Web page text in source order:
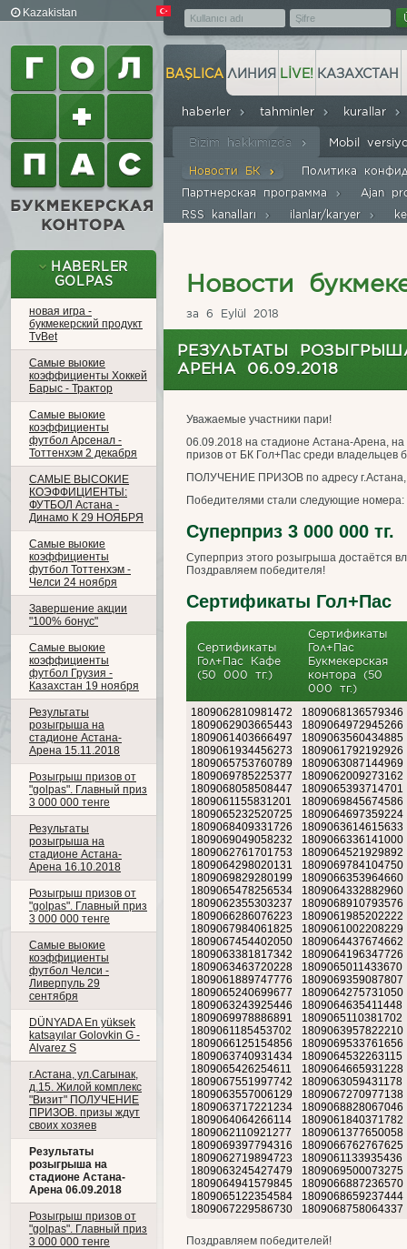
Kazakistan
HABERLER
GOLPAS
новая игра -
букмекерский продукт
TvBet
Самые выокие
коэффициенты Хоккей
Барыс - Трактор
Самые выокие
коэффициенты
футбол Арсенал -
Тоттенхэм 2 декабря
САМЫЕ ВЫСОКИЕ
КОЭФФИЦИЕНТЫ:
ФУТБОЛ Астана -
Динамо К 29 НОЯБРЯ
Самые выокие
коэффициенты
футбол Тоттенхэм -
Челси 24 ноября
Завершение акции
"100% бонус"
Самые выокие
коэффициенты
футбол Грузия -
Казахстан 19 ноября
Результаты
розыгрыша на
стадионе Астана-
Арена 15.11.2018
Розыгрыш призов от
"golpas". Главный приз
3 000 000 тенге
Результаты
розыгрыша на
стадионе Астана-
Арена 16.10.2018
Розыгрыш призов от
"golpas". Главный приз
3 000 000 тенге
Самые выокие
коэффициенты
футбол Челси -
Ливерпуль 29
сентября
DÜNYADA En yüksek
katsayılar Golovkin G -
Alvarez S
г.Астана, ул.Сагынак,
д.15. Жилой комплекс
"Визит" ПОЛУЧЕНИЕ
ПРИЗОВ. призы ждут
своих хозяев
Результаты
розыгрыша на
стадионе Астана-
Арена 06.09.2018
Розыгрыш призов от
"golpas". Главный приз
3 000 000 тенге
BAŞLICA
haberler tahminler kurallar
Bizim hakkımızda
Новости БК
Политика
Партнерская программа
Ajan
RSS kanalları
ilanlar/karyer
Mobil
ЛИНИЯ LIVE! КАЗАХСТАН
Новости
за 6 Eylül 2018
РЕЗУЛЬТАТЫ
АРЕНА 06.09.2018
Уважаемые участники пари!
06.09.2018 на стадионе Астана-Арена, на
призов от БК Гол+Пас среди владельцев
ПОЛУЧЕНИЕ ПРИЗОВ по адресу г.Астана,
Победителями стали следующие номера:
Суперприз 3 000 000 тг.
Суперприз этого розыгрыша достаётся
Поздравляем победителя!
Сертификаты Гол+Пас
Сертификаты
Гол+Пас Кафе
(50 000 тг.)
Сертификаты
Гол+Пас
Букмекерская
контора (50
000 тг.)
1809062810981472
1809062903665443
1809061403666497
1809061934456273
1809065753760789
1809069785225377
1809068058508447
1809061155831201
1809065232520725
1809068409331726
1809069049058232
1809062761701753
1809064298020131
1809069829280199
1809065478256534
1809062355303237
1809066286076223
1809067984061825
1809067454402050
1809063381817342
1809063463720228
1809061889747776
1809065240699677
1809063243925446
1809069978886891
1809061185453702
1809066125154856
1809063740931434
1809065426254611
1809067551997742
1809063557006129
1809063717221234
1809064064266114
1809062110921277
1809069397794316
1809062719894723
1809063245427479
1809064941579845
1809065122354584
1809067229586730
1809068136579346
1809064972945266
1809063560434885
1809061792192926
1809063087144969
1809062009273162
1809065393714701
1809069845674586
1809064697359224
1809063614615633
1809066336141000
1809064521929892
1809069784104750
1809066353964660
1809064332882960
1809068910793576
1809061985202222
1809061002208229
1809064437674662
1809064196347726
1809065011433670
1809069359087807
1809064275731050
1809064635411448
1809065110381702
1809063957822210
1809069533761656
1809064532263115
1809064665931228
1809063059431178
1809067270977138
1809068828067046
1809061840371782
1809061377650058
1809066762767625
1809061133935436
1809069500073275
1809066887236570
1809068659237444
1809068758064337
Поздравляем победителей!